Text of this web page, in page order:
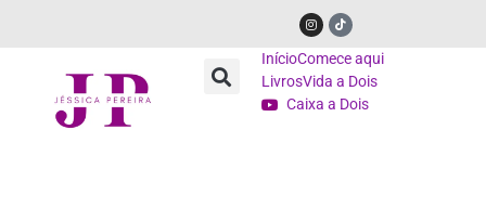
InícioComece aqui
LivrosVida a Dois
Caixa a Dois